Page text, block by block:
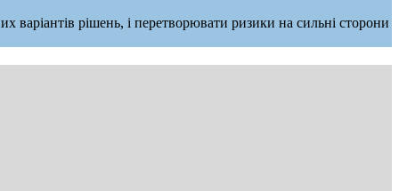
варіантів рішень, і перетворювати ризики на сильні сторони